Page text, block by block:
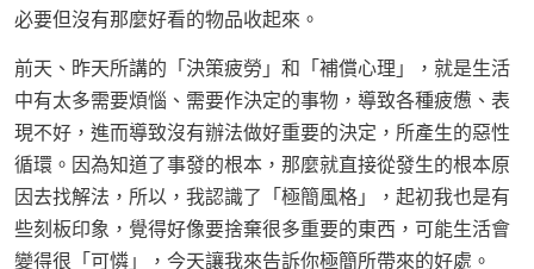
必要但沒有那麼好看的物品收起來。
前天、昨天所講的「決策疲勞」和「補償心理」，就是生活
中有太多需要煩惱、需要作決定的事物，導致各種疲憊、表
現不好，進而導致沒有辦法做好重要的決定，所產生的惡性
循環。因為知道了事發的根本，那麼就直接從發生的根本原
因去找解法，所以，我認識了「極簡風格」，起初我也是有
些刻板印象，覺得好像要捨棄很多重要的東西，可能生活會
變得很「可憐」，今天讓我來告訴你極簡所帶來的好處。